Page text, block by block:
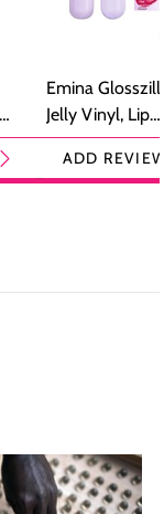
Emina
Jelly Vinyl, Lip
Cream Glossy
Ringan
ADD